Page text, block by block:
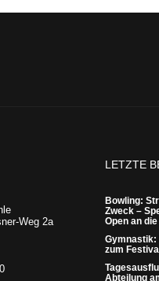
Weg 2a
LETZTE
Bowling:
Zweck –
Open an
Gymnastik:
zum
Abteilung